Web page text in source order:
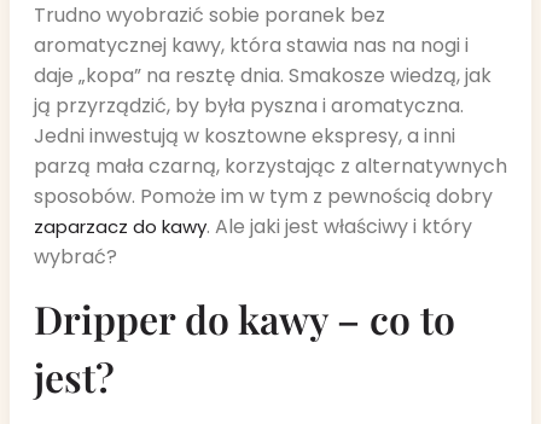
Trudno wyobrazić sobie poranek bez
aromatycznej kawy, która stawia nas na nogi i
daje „kopa” na resztę dnia. Smakosze wiedzą, jak
ją przyrządzić, by była pyszna i aromatyczna.
Jedni inwestują w kosztowne ekspresy, a inni
parzą mała czarną, korzystając z alternatywnych
sposobów. Pomoże im w tym z pewnością dobry
zaparzacz do kawy. Ale jaki jest właściwy i który
wybrać?
Dripper do kawy – co to
jest?